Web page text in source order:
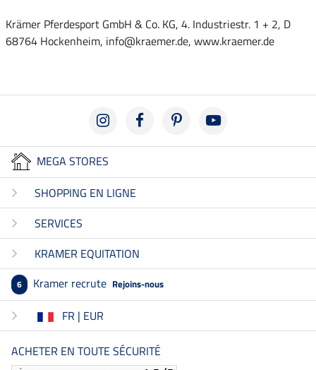
Krämer Pferdesport GmbH & Co. KG, 4. Industriestr. 1 + 2, D
68764 Hockenheim, info@kraemer.de, www.kraemer.de
MEGA STORES
SHOPPING EN LIGNE
SERVICES
KRAMER EQUITATION
6 Kramer recrute Rejoins-nous
FR | EUR
ACHETER EN TOUTE SÉCURITÉ